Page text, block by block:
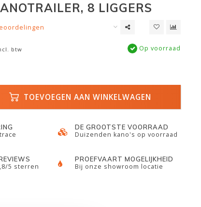
8 LIGGERS
btw Op voorraad
TOEVOEGEN AAN WINKELWAGEN
DE GROOTSTE VOORRAAD
Duizenden kano's op voorraad
5 sterren
PROEFVAART MOGELIJKHEID
Bij onze showroom locatie